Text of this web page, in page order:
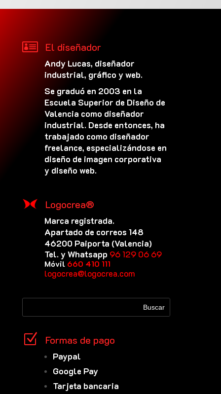
 El diseñador
Andy Lucas, diseñador
industrial, gráfico y web.
Se graduó en 2003 en la
Escuela Superior de Diseño de
Valencia como diseñador
industrial. Desde entonces, ha
trabajado como diseñador
freelance, especializándose en
diseño de imagen corporativa
y diseño web.
Logocrea®
Marca registrada.
Apartado de correos 148
46200 Paiporta (Valencia)
Tel. y Whatsapp 96 129 06 69
Móvil 660 410 111
logocrea@logocrea.com
Z Formas de pago
Paypal
Google Pay
Tarjeta bancaria